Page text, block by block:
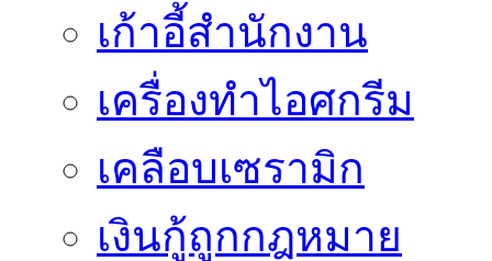
เก้าอี้สำนักงาน
เครื่องทำไอศกรีม
เคลือบเซรามิก
เงินกู้ถูกกฎหมาย